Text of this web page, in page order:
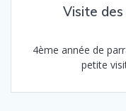
Visite des
4ème année de
petite